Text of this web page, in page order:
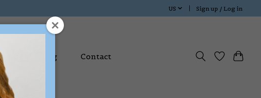
US Sign up / Log in
cards Blog Contact